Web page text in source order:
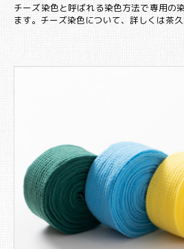
チーズ染色と呼ばれる染色方法で専用の
ます。チーズ染色について、詳しくは茶